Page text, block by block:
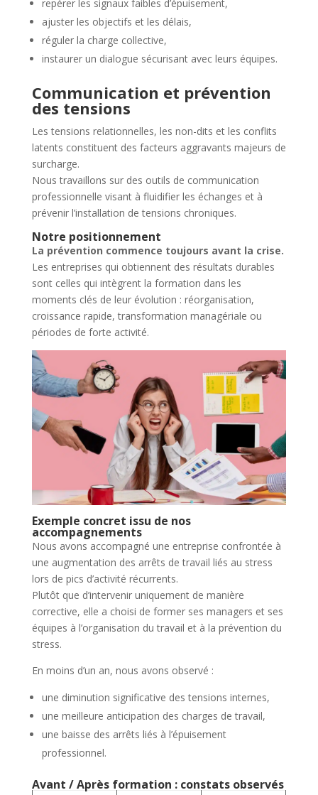
repérer les signaux faibles d’épuisement,
ajuster les objectifs et les délais,
réguler la charge collective,
instaurer un dialogue sécurisant avec leurs équipes.
Communication et prévention
des tensions
Les tensions relationnelles, les non-dits et les conflits
latents constituent des facteurs aggravants majeurs de
surcharge.
Nous travaillons sur des outils de communication
professionnelle visant à fluidifier les échanges et à
prévenir l’installation de tensions chroniques.
Notre positionnement
La prévention commence toujours avant la crise.
Les entreprises qui obtiennent des résultats durables
sont celles qui intègrent la formation dans les
moments clés de leur évolution : réorganisation,
croissance rapide, transformation managériale ou
périodes de forte activité.
Exemple concret issu de nos
accompagnements
Nous avons accompagné une entreprise confrontée à
une augmentation des arrêts de travail liés au stress
lors de pics d’activité récurrents.
Plutôt que d’intervenir uniquement de manière
corrective, elle a choisi de former ses managers et ses
équipes à l’organisation du travail et à la prévention du
stress.
En moins d’un an, nous avons observé :
une diminution significative des tensions internes,
une meilleure anticipation des charges de travail,
une baisse des arrêts liés à l’épuisement
professionnel.
Avant / Après formation : constats observés